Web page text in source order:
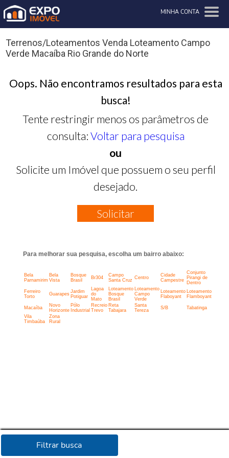
MINHA CONTA
Filtrar busca
Terrenos/Loteamentos Venda Loteamento Campo
Verde Macaíba Rio Grande do Norte
Oops. Não encontramos resultados para esta
busca!
Tente restringir menos os parâmetros de
consulta: Voltar para pesquisa
ou
Solicite um Imóvel que possuem o seu perfil
desejado.
Solicitar
Para melhorar sua pesquisa, escolha um bairro abaixo:
Bela
Parnamirim
Bela
Vista
Bosque
Brasil
Br304
Campo
Santa Cruz Centro
Cidade
Campestre
Conjunto
Pirangi de
Dentro
Ferreiro
Torto
Guarapes Jardim
Potiguar
Lagoa
do
Mato
Loteamento
Bosque
Brasil
Loteamento
Campo
Verde
Loteamento
Flaboyant
Loteamento
Flamboyant
Macaíba
Novo
Horizonte
Pólo
Industrial
Recreio
Trevo
Reta
Tabajara
Santa
Tereza
S/B
Tabatinga
Vila
Timbaúba
Zona
Rural